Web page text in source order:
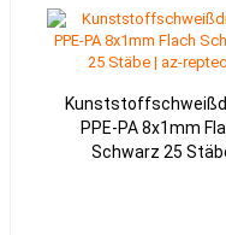
PPE-PA 8x1mm
Schwarz 25